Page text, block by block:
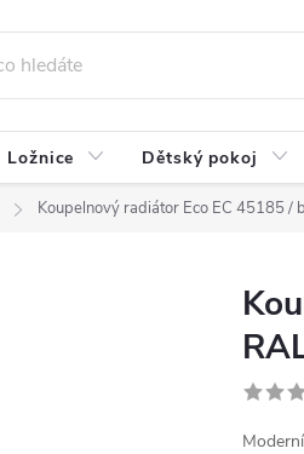
Ložnice Dětský pokoj
Koupelnový radiátor Eco EC 45185 /